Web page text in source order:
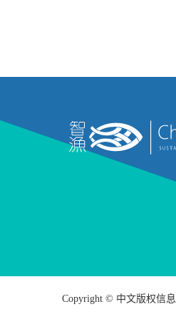
Copyright © 中文版权信息